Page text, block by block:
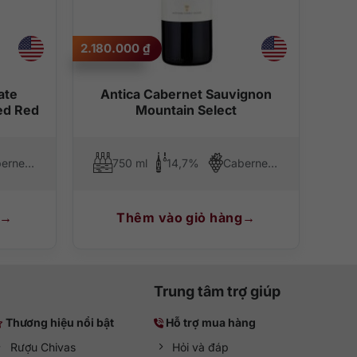
như tăng cường hệ miễn dịch ở người. Vang còn giúp
mận đen, anh đào, các loại thảo mộc khô, hoa hồng,
ly khác mà không biết chán.
thịt lợn, thịt heo, các món hải sản đặc trưng của Việt
Red
Cabernet Sauvignon, Merlot, Malbec, Cabernet Franc, Petit Verdot
Antica Cabernet Sauvignon
Mountain Select
2.180.000 ₫
750 ml 14,7% Cabernet Sauvignon
Thêm vào giỏ hàng
Thương hiệu nổi bật
Rượu Chivas
Trung tâm trợ giúp
Hỗ trợ mua hàng
Hỏi và đáp